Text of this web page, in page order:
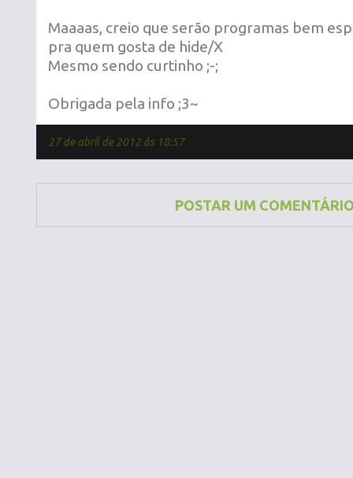
Maaaas, creio que serão programas bem
pra quem gosta de hide/X
Mesmo sendo curtinho ;-;
Obrigada pela info ;3~
27 de abril de 2012 às 18:57
POSTAR UM